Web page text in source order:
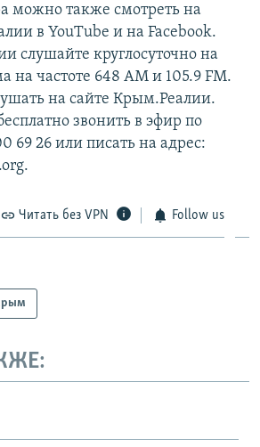
можно также смотреть на
в YouTube и на Facebook.
слушайте круглосуточно на
на частоте 648 АМ и 105.9 FМ.
на сайте Крым.Реалии.
звонить в эфир по
69 26 или писать на адрес:
Читать без VPN Follow us